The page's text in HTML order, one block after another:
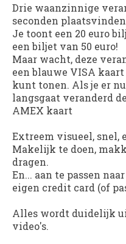
Drie waanzinnige
seconden
Je toont een 20 euro
een biljet van 50 euro!
Maar wacht, deze
een blauwe VISA
kunt tonen. Als je er
langsgaat veranderd
AMEX kaart
Extreem visueel, snel,
Makelijk te doen,
dragen.
En... aan te passen
eigen credit card (of
Alles wordt duidelijk
video's.